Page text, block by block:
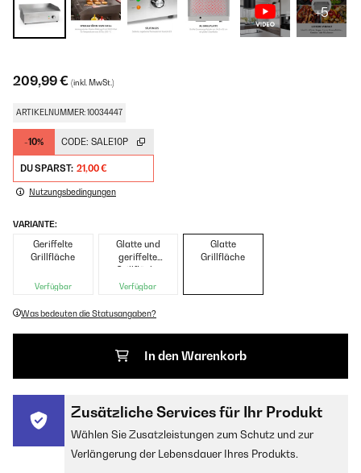
+5
209,99 € (inkl. MwSt.)
ARTIKELNUMMER: 10034447
-10% CODE: SALE10P
DU SPARST: 21,00 €
Nutzungsbedingungen
VARIANTE:
Geriffelte
Grillfläche
Verfügbar
Glatte und
geriffelte
Grillfläche
Verfügbar
Glatte
Grillfläche
Was bedeuten die Statusangaben?
In den Warenkorb
Zusätzliche Services für Ihr Produkt
Wählen Sie Zusatzleistungen zum Schutz und zur
Verlängerung der Lebensdauer Ihres Produkts.